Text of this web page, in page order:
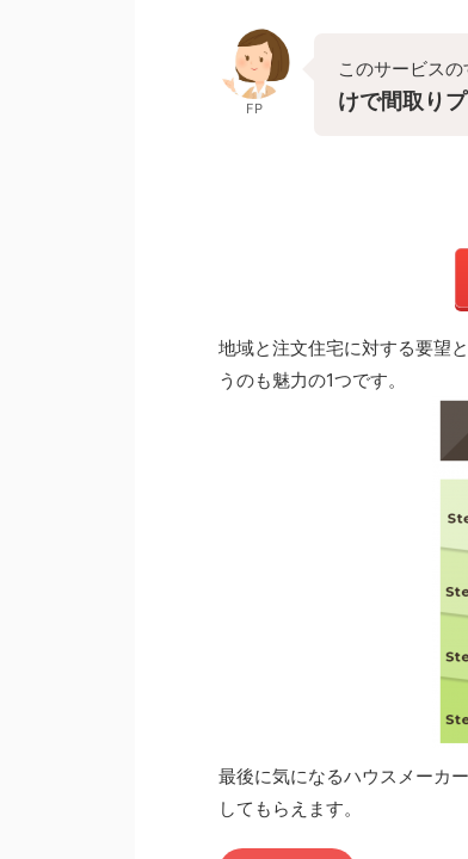
FP
このサービスの
けで間取り
地域と注文住宅に対する要望
うのも魅力の1つです。
最後に気になるハウスメーカ
してもらえます。